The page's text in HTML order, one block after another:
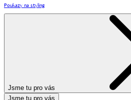
Poukazy na styling
Jsme tu pro vás
Jsme tu pro vás